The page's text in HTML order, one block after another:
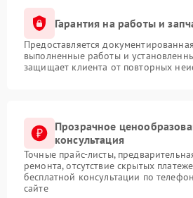
Гарантия на работы и
Предоставляется
выполненные работы и
защищает клиента от повторных
Прозрачное
консультация
Точные прайс-листы,
ремонта, отсутствие скрытых
бесплатной консультации по
сайте